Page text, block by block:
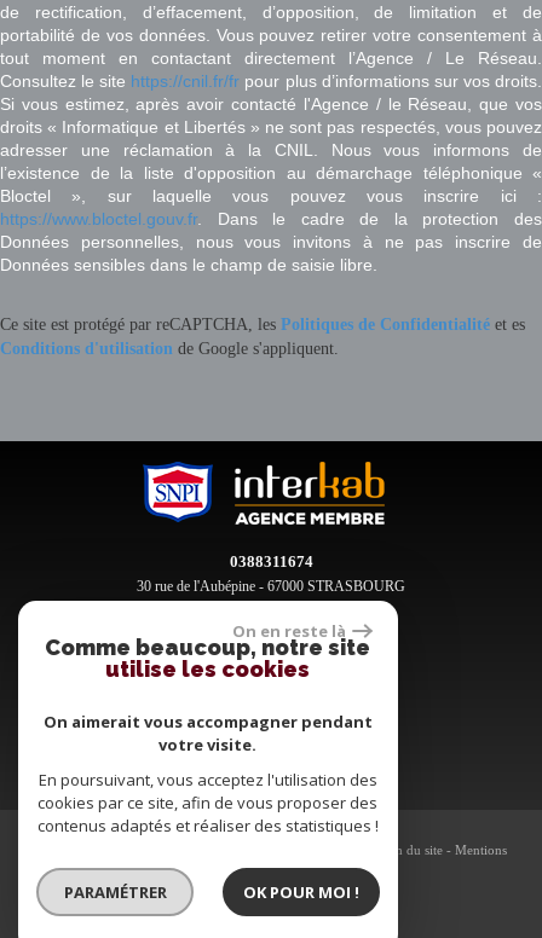
de rectification, d’effacement, d’opposition, de limitation et de
portabilité de vos données. Vous pouvez retirer votre consentement à
tout moment en contactant directement l’Agence / Le Réseau.
Consultez le site https://cnil.fr/fr pour plus d’informations sur vos droits.
Si vous estimez, après avoir contacté l'Agence / le Réseau, que vos
droits « Informatique et Libertés » ne sont pas respectés, vous pouvez
adresser une réclamation à la CNIL. Nous vous informons de
l’existence de la liste d'opposition au démarchage téléphonique «
Bloctel », sur laquelle vous pouvez vous inscrire ici :
https://www.bloctel.gouv.fr. Dans le cadre de la protection des
Données personnelles, nous vous invitons à ne pas inscrire de
Données sensibles dans le champ de saisie libre.
Ce site est protégé par reCAPTCHA, les Politiques de Confidentialité et es
Conditions d'utilisation de Google s'appliquent.
0388311674
30 rue de l'Aubépine - 67000 STRASBOURG
Espace propriétaires
Plan du site - Mentions
légales-Nos honoraires-Partenaires -Admin
On en reste là
Comme beaucoup, notre site
utilise les cookies
On aimerait vous accompagner pendant
votre visite.
En poursuivant, vous acceptez l'utilisation des
cookies par ce site, afin de vous proposer des
contenus adaptés et réaliser des statistiques !
PARAMÉTRER OK POUR MOI !